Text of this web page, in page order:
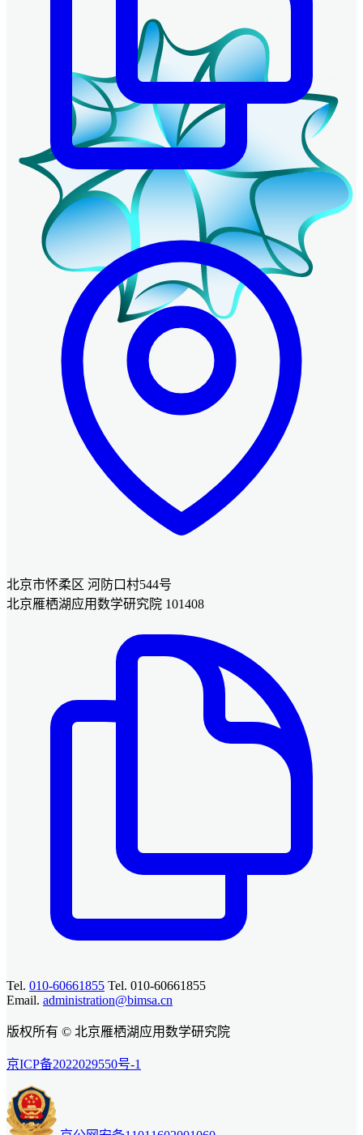
北京市怀柔区 河防口村544号
北京雁栖湖应用数学研究院 101408
Tel. 010-60661855 Tel. 010-60661855
Email. administration@bimsa.cn
版权所有 © 北京雁栖湖应用数学研究院
京ICP备2022029550号-1